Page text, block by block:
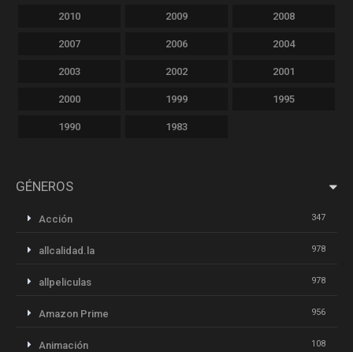
2010 2009 2008
2007 2006 2004
2003 2002 2001
2000 1999 1995
1990 1983
GÉNEROS
Acción 347
allcalidad.la 978
allpeliculas 978
Amazon Prime 956
Animación 108